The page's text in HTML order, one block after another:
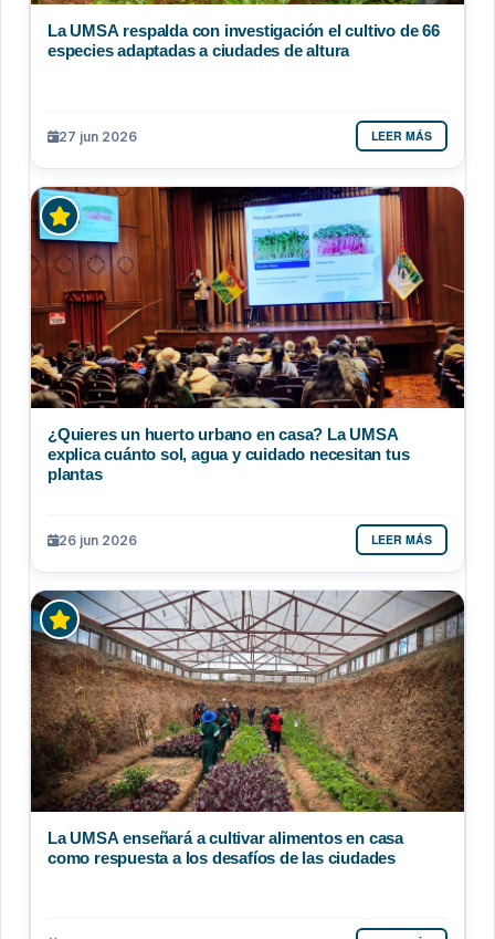
La UMSA respalda con investigación el cultivo de 66
especies adaptadas a ciudades de altura
27 jun 2026 LEER MÁS
¿Quieres un huerto urbano en casa? La UMSA
explica cuánto sol, agua y cuidado necesitan tus
plantas
26 jun 2026 LEER MÁS
La UMSA enseñará a cultivar alimentos en casa
como respuesta a los desafíos de las ciudades